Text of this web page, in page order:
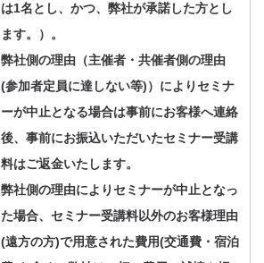
は1名とし、かつ、弊社が承諾した方とし
ます。）。
弊社側の理由（主催者・共催者側の理由
(参加者定員に達しない等)）によりセミナ
ーが中止となる場合は事前にお客様へ連絡
後、事前にお振込いただいたセミナー受講
料はご返金いたします。
弊社側の理由によりセミナーが中止となっ
た場合、セミナー受講料以外のお客様理由
(遠方の方)で用意された費用(交通費・宿泊